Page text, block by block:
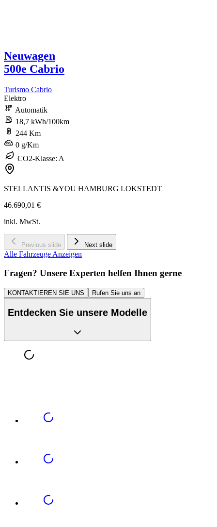
Neuwagen
500e Cabrio
Turismo Cabrio
Elektro
Automatik
18,7 kWh/100km
244 Km
0 g/Km
CO2-Klasse: A
STELLANTIS &YOU HAMBURG LOKSTEDT
46.690,01 €
inkl. MwSt.
Previous slide Next slide
Alle Fahrzeuge Anzeigen
Fragen? Unsere Experten helfen Ihnen gerne
KONTAKTIEREN SIE UNS Rufen Sie uns an
Entdecken Sie unsere Modelle